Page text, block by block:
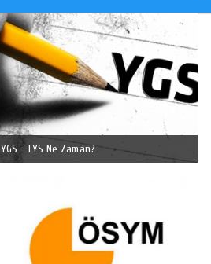
YGS - LYS Ne Zaman?